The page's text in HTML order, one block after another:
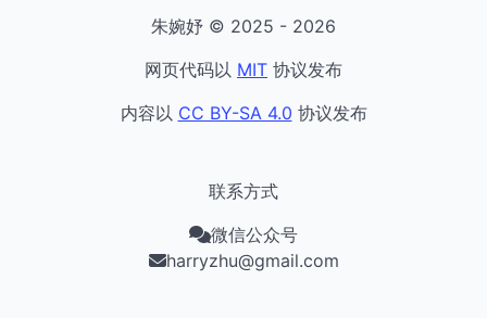
朱婉妤 © 2025 - 2026
网页代码以 MIT 协议发布
内容以 CC BY-SA 4.0 协议发布
联系方式
微信公众号
harryzhu@gmail.com